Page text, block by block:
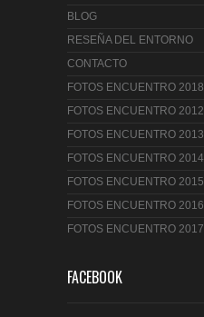
BLOG
RESEÑA DEL ENTORNO
CONTACTO
FOTOS ENCUENTRO 2018
FOTOS ENCUENTRO 2012
FOTOS ENCUENTRO 2013
FOTOS ENCUENTRO 2014
FOTOS ENCUENTRO 2015
FOTOS ENCUENTRO 2016
FOTOS ENCUENTRO 2017
FACEBOOK